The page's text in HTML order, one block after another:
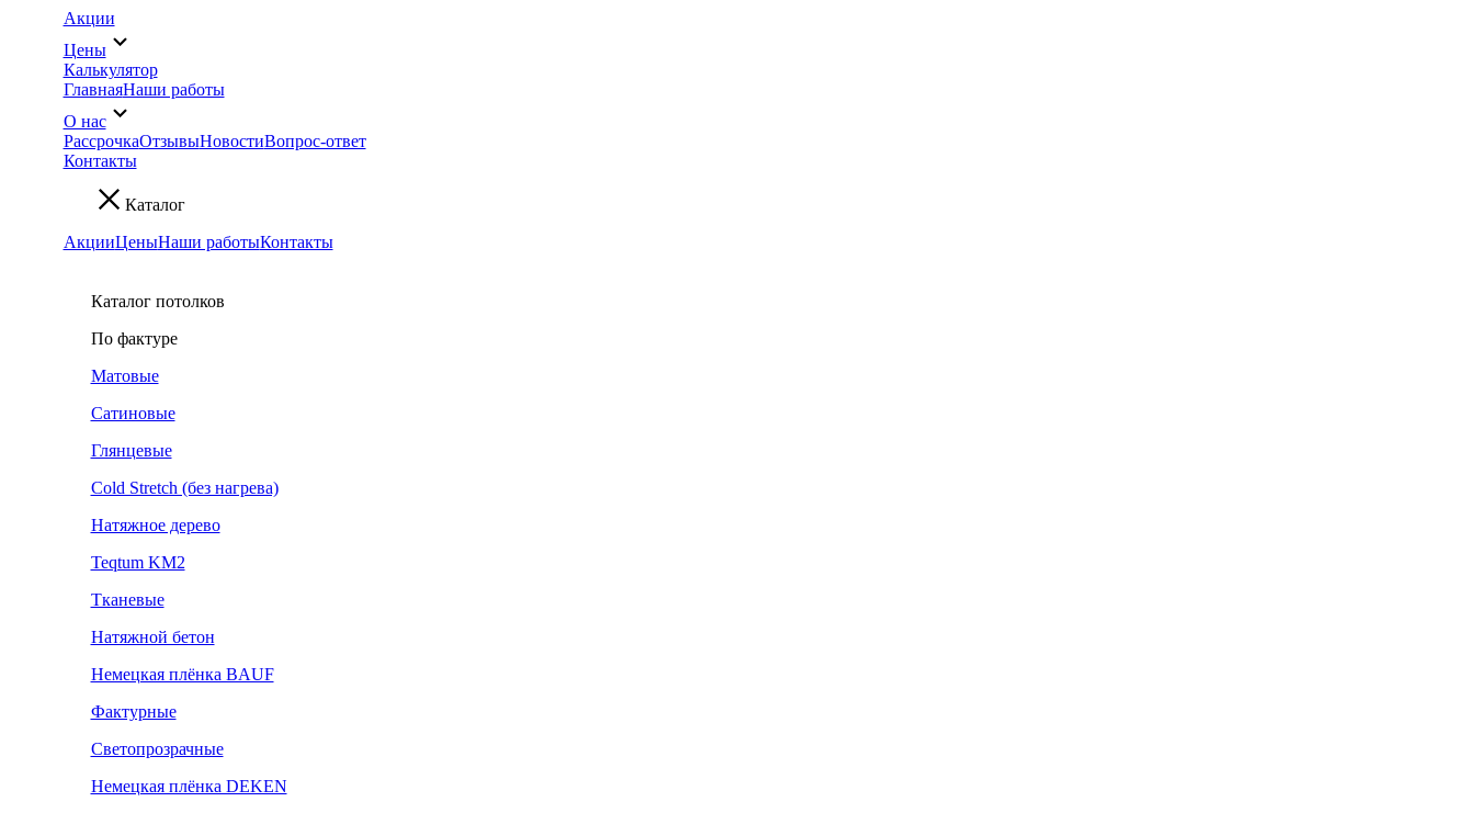
Акции
Цены
Калькулятор
ГлавнаяНаши работы
О нас
РассрочкаОтзывыНовостиВопрос-ответ
Контакты
Каталог
АкцииЦеныНаши работыКонтакты
Каталог потолков
По фактуре
Матовые
Сатиновые
Глянцевые
Cold Stretch (без нагрева)
Натяжное дерево
Teqtum KM2
Тканевые
Натяжной бетон
Немецкая плёнка BAUF
Фактурные
Светопрозрачные
Немецкая плёнка DEKEN